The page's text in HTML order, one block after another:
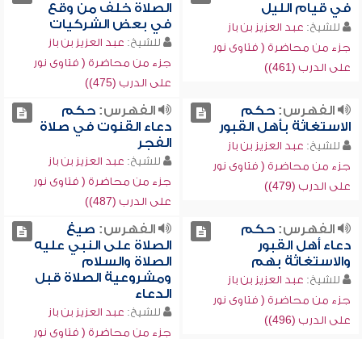
في قيام الليل
للشيخ: عبد العزيز بن باز
جزء من محاضرة ( فتاوى نور
على الدرب (461))
الصلاة خلف من وقع
في بعض الشركيات
للشيخ: عبد العزيز بن باز
جزء من محاضرة ( فتاوى نور
على الدرب (475))
الفهرس:حكم
الاستغاثة بأهل القبور
للشيخ: عبد العزيز بن باز
جزء من محاضرة ( فتاوى نور
على الدرب (479))
الفهرس:حكم
دعاء القنوت في صلاة
الفجر
للشيخ: عبد العزيز بن باز
جزء من محاضرة ( فتاوى نور
على الدرب (487))
الفهرس:حكم
دعاء أهل القبور
والاستغاثة بهم
للشيخ: عبد العزيز بن باز
جزء من محاضرة ( فتاوى نور
على الدرب (496))
الفهرس: صيغ
الصلاة على النبي عليه
الصلاة والسلام
ومشروعية الصلاة قبل
الدعاء
للشيخ: عبد العزيز بن باز
جزء من محاضرة ( فتاوى نور